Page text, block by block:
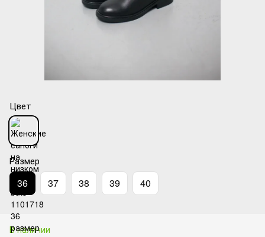
Цвет
Размер
36 37 38 39 40
В наличии